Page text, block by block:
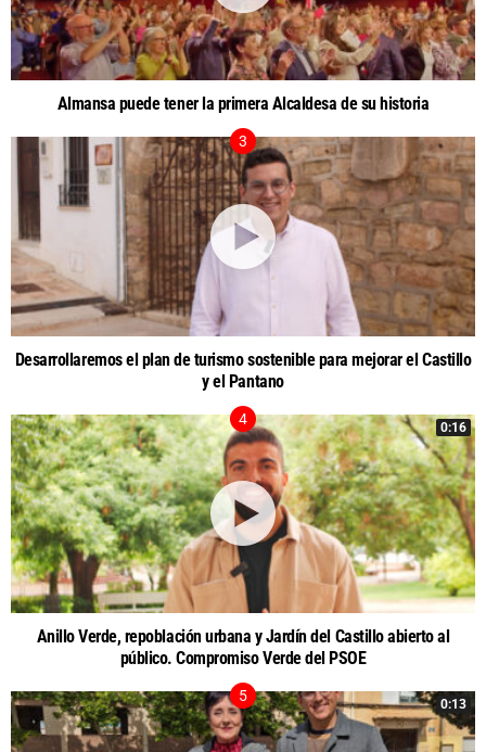
Almansa puede tener la primera Alcaldesa de su historia
Desarrollaremos el plan de turismo sostenible para mejorar el Castillo
y el Pantano
0:16
Anillo Verde, repoblación urbana y Jardín del Castillo abierto al
público. Compromiso Verde del PSOE
0:13